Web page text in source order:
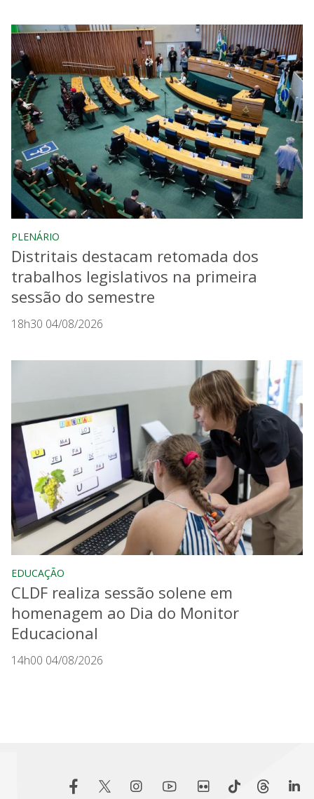
PLENÁRIO
Distritais destacam retomada dos
trabalhos legislativos na primeira
sessão do semestre
18h30 04/08/2026
EDUCAÇÃO
CLDF realiza sessão solene em
homenagem ao Dia do Monitor
Educacional
14h00 04/08/2026